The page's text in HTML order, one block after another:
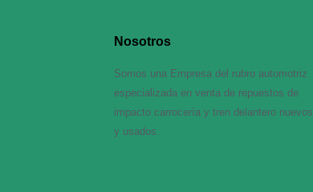
Nosotros
Somos una Empresa del rubro automotriz
especializada en venta de repuestos de
impacto carrocería y tren delantero nuevos
y usados.